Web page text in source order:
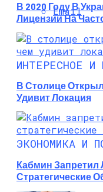
Email
В 2020 Году В
Лицензии На
ИНТЕРЕСНОЕ И
В Столице
Удивит Локация
ЭКОНОМИКА И
Кабмин Запретил
Стратегические